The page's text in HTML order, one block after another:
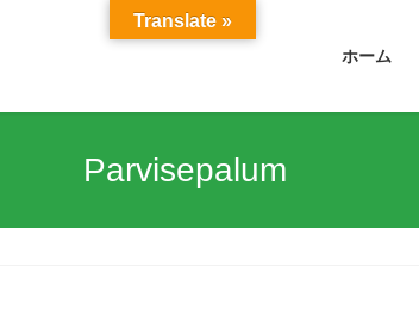
ホーム
Parvisepalum
Translate »